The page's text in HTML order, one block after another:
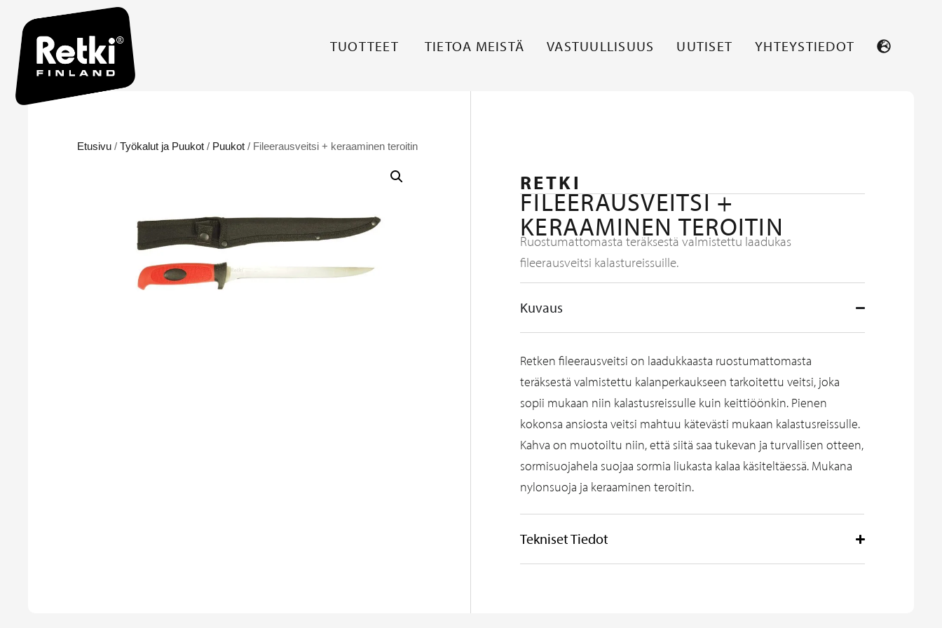
TUOTTEET TIETOA MEISTÄ VASTUULLISUUS UUTISET YHTEYSTIEDOT
Etusivu / Työkalut ja Puukot / Puukot / Fileerausveitsi + keraaminen teroitin
RETKI
FILEERAUSVEITSI +
KERAAMINEN TEROITIN
Ruostumattomasta teräksestä valmistettu laadukas
fileerausveitsi kalastureissuille.
Kuvaus
Retken fileerausveitsi on laadukkaasta ruostumattomasta
teräksestä valmistettu kalanperkaukseen tarkoitettu veitsi, joka
sopii mukaan niin kalastusreissulle kuin keittiöönkin. Pienen
kokonsa ansiosta veitsi mahtuu kätevästi mukaan kalastusreissulle.
Kahva on muotoiltu niin, että siitä saa tukevan ja turvallisen otteen,
sormisuojahela suojaa sormia liukasta kalaa käsiteltäessä. Mukana
nylonsuoja ja keraaminen teroitin.
Tekniset Tiedot